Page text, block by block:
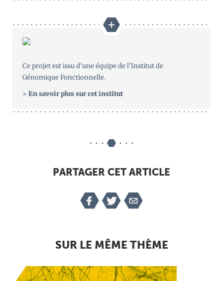
Ce projet est issu d’une équipe de l’Institut de
Génomique Fonctionnelle.
> En savoir plus sur cet institut
PARTAGER CET ARTICLE
SUR LE MÊME THÈME